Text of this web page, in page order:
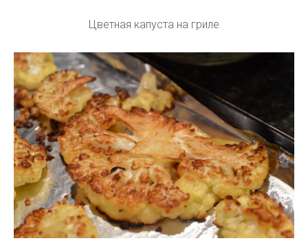
Цветная капуста на гриле